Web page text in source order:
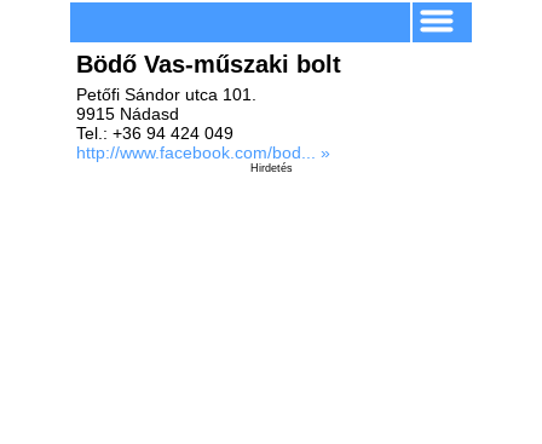
Bödő Vas-műszaki bolt
Petőfi Sándor utca 101.
9915 Nádasd
Tel.: +36 94 424 049
http://www.facebook.com/bod... »
Hirdetés